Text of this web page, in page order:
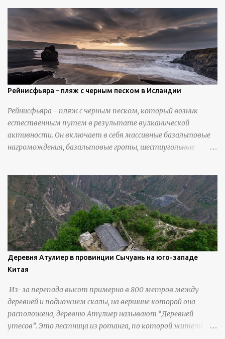
инструменты для текстурирования, чтобы точно
вылепить каждую деталь. источник
https://calvinnicholls.com/
Рейнисфьяра – пляж с черным песком в Исландии
Рейнисфьяра - пляж с черным песком, который возник
естественным путем в результате вулканической
активности. Он включает в себя массивные базальтовые
нагромождения, базальтовые гроты, шестиугольные
Деревня Атулиер в провинции Сычуань на юго-западе
Китая
Из-за перепада высот примерно в 800 метров между
деревней и подножием скалы, на вершине которой она
расположена, деревню Атулиер называют “Деревней
утесов”. Это лестница из ротанга, по которой жители